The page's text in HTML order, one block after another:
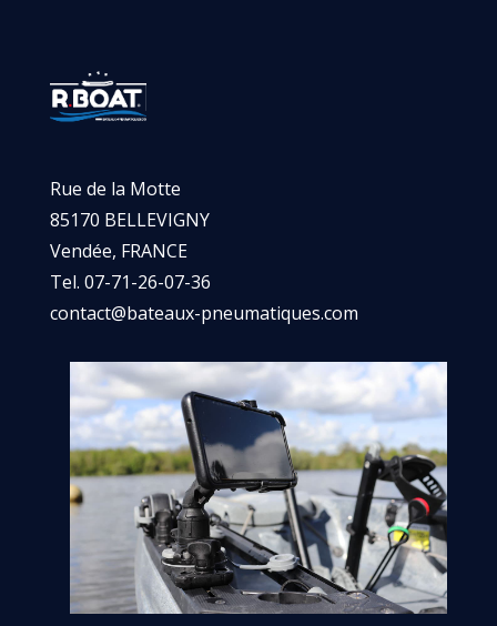
Rue de la Motte
85170 BELLEVIGNY
Vendée, FRANCE
Tel. 07-71-26-07-36
contact@bateaux-pneumatiques.com